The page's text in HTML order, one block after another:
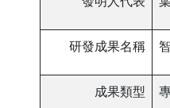
研發成果名稱
成果類型